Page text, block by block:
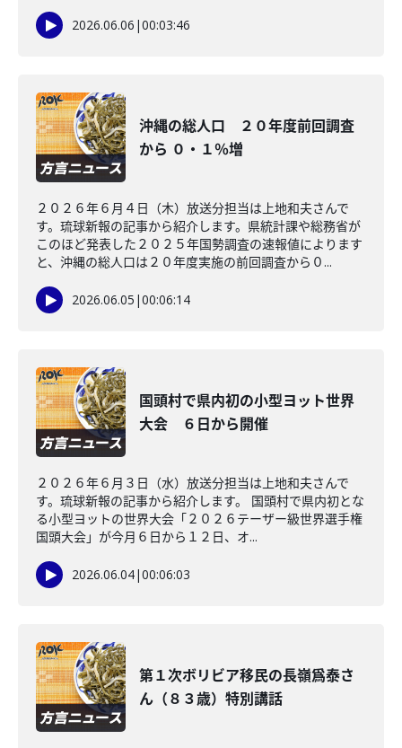
2026.06.06 |00:03:46
沖縄の総人口 ２０年度前回調査
から ０・１％増
２０２６年６月４日（木）放送分担当は上地和夫さんで
す。琉球新報の記事から紹介します。県統計課や総務省が
このほど発表した２０２５年国勢調査の速報値によります
と、沖縄の総人口は２０年度実施の前回調査から０...
2026.06.05 |00:06:14
国頭村で県内初の小型ヨット世界
大会 ６日から開催
２０２６年６月３日（水）放送分担当は上地和夫さんで
す。琉球新報の記事から紹介します。 国頭村で県内初とな
る小型ヨットの世界大会「２０２６テーザー級世界選手権
国頭大会」が今月６日から１２日、オ...
2026.06.04|00:06:03
第１次ボリビア移民の長嶺爲泰さ
ん（８３歳）特別講話